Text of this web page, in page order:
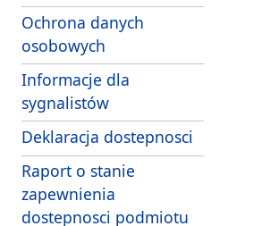
Ochrona danych
osobowych
Informacje dla
sygnalistów
Deklaracja dostepnosci
Raport o stanie
zapewnienia
dostepnosci podmiotu